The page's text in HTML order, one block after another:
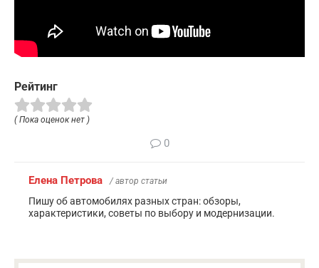
Рейтинг
( Пока оценок нет )
0
Елена Петрова / автор статьи
Пишу об автомобилях разных стран: обзоры,
характеристики, советы по выбору и модернизации.